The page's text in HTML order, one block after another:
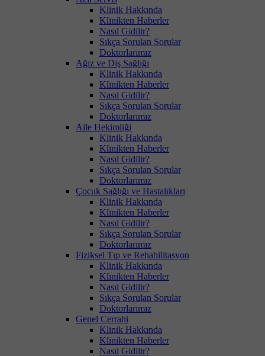
Klinik Hakkında
Klinikten Haberler
Nasıl Gidilir?
Sıkça Sorulan Sorular
Doktorlarımız
Ağız ve Diş Sağlığı
Klinik Hakkında
Klinikten Haberler
Nasıl Gidilir?
Sıkça Sorulan Sorular
Doktorlarımız
Aile Hekimliği
Klinik Hakkında
Klinikten Haberler
Nasıl Gidilir?
Sıkça Sorulan Sorular
Doktorlarımız
Çocuk Sağlığı ve Hastalıkları
Klinik Hakkında
Klinikten Haberler
Nasıl Gidilir?
Sıkça Sorulan Sorular
Doktorlarımız
Fiziksel Tıp ve Rehabilitasyon
Klinik Hakkında
Klinikten Haberler
Nasıl Gidilir?
Sıkça Sorulan Sorular
Doktorlarımız
Genel Cerrahi
Klinik Hakkında
Klinikten Haberler
Nasıl Gidilir?